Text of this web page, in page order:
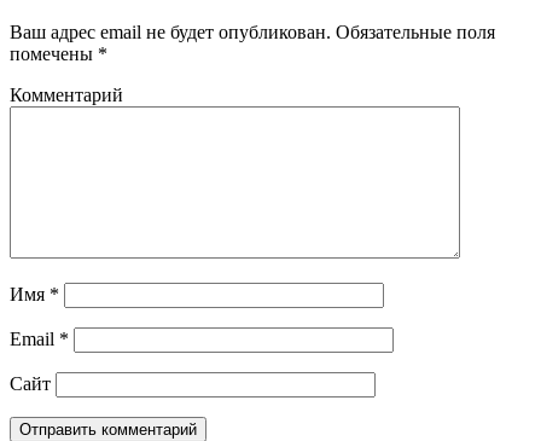
Ваш адрес email не будет опубликован. Обязательные поля
помечены *
Комментарий
Имя *
Email *
Сайт